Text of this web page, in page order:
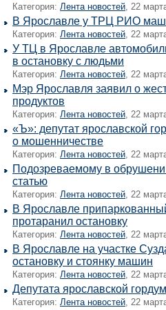
Категория: Лента новостей, 22
В Ярославле у ТРЦ РИО
Категория: Лента новостей, 22
У ТЦ в Ярославле
в остановку с людьми
Категория: Лента новостей, 22
Мэр Ярославля заявил о
продуктов
Категория: Лента новостей, 22
«Ъ»: депутат ярославской
о мошенничестве
Категория: Лента новостей, 22
Подозреваемому в
статью
Категория: Лента новостей, 22
В Ярославле
протаранил остановку
Категория: Лента новостей, 22
В Ярославле на участке
остановку и стоянку машин
Категория: Лента новостей, 22
Депутата ярославской
Категория: Лента новостей, 22